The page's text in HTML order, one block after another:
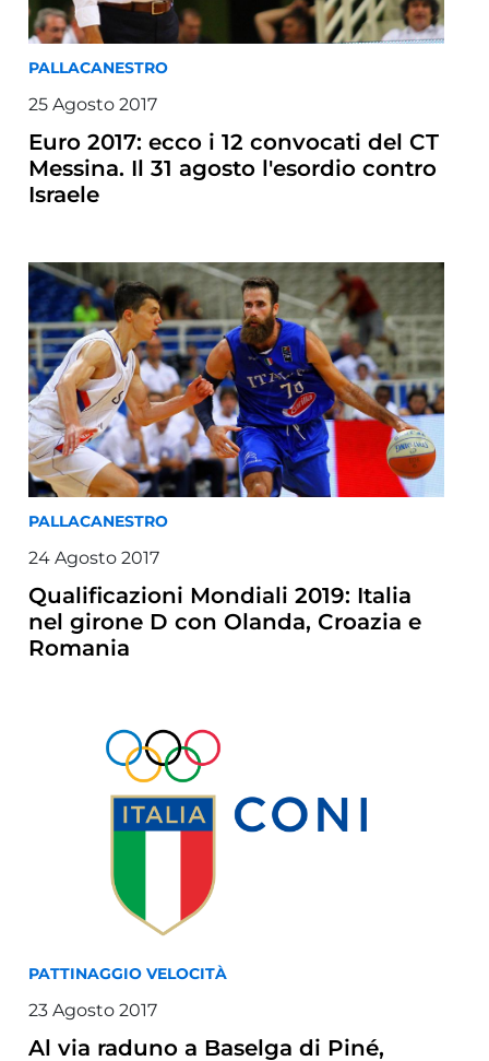
PALLACANESTRO
25 Agosto 2017
Euro 2017: ecco i 12 convocati del CT
Messina. Il 31 agosto l'esordio contro
Israele
PALLACANESTRO
24 Agosto 2017
Qualificazioni Mondiali 2019: Italia
nel girone D con Olanda, Croazia e
Romania
PATTINAGGIO VELOCITÀ
23 Agosto 2017
Al via raduno a Baselga di Piné,